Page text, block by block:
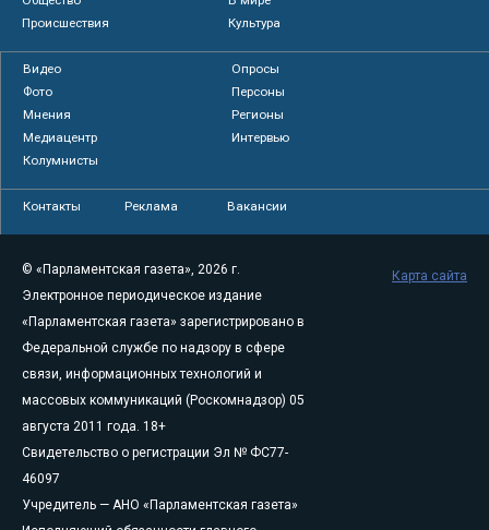
Происшествия
Культура
Видео
Опросы
Фото
Персоны
Мнения
Регионы
Медиацентр
Интервью
Колумнисты
Контакты Реклама Вакансии
© «Парламентская газета», 2026 г.
Электронное периодическое издание
«Парламентская газета» зарегистрировано в
Федеральной службе по надзору в сфере
связи, информационных технологий и
массовых коммуникаций (Роскомнадзор) 05
августа 2011 года. 18+
Свидетельство о регистрации Эл № ФС77-
46097
Учредитель — АНО «Парламентская газета»
Карта сайта